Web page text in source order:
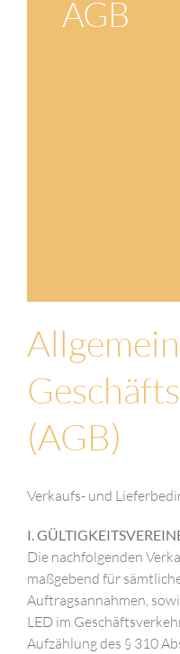
AGB
(AGB)
Verkaufs- und
I.
Die nachfolgenden
maßgebend für
Auftragsannahmen,
LED im
Aufzählung des § 310